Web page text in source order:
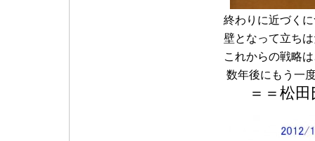
終わりに近づく
壁となって立ち
これからの戦略
数年後にもう一
＝＝松